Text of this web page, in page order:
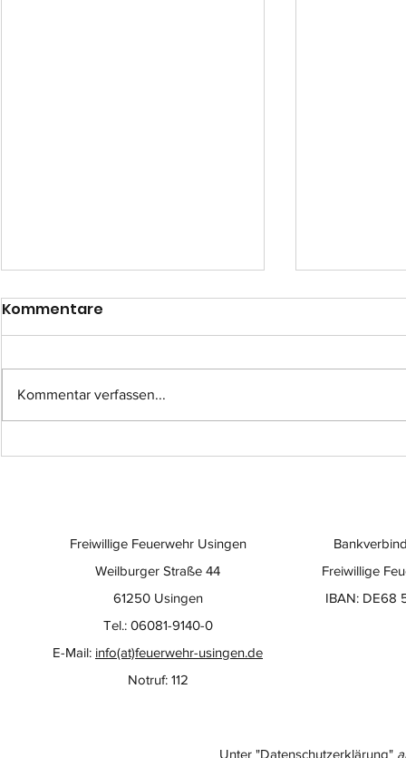
Einsatz-Nr.: 057
Kommentare
Kommentar verfassen...
Freiwillige
IBAN: DE68
Freiwillige Feuerwehr Usingen
Weilburger Straße 44
61250 Usingen
Tel.: 06081-9140-0
E-Mail: info(at)feuerwehr-usingen.de
Notruf: 112
Unter "Datenschutzerklärung"